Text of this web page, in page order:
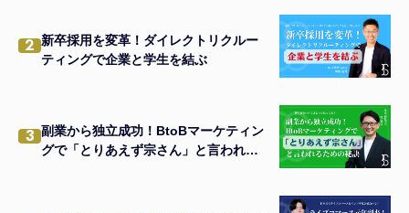
2 新卒採用を変革！ダイレクトリクルー
ティングで企業と学生を結ぶ
3 副業から独立成功！BtoBマーケティン
グで「とりあえず宗さん」と言われる